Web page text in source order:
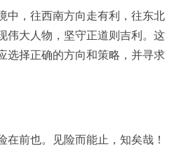
中，往西南方向走有利，往东北
伟大人物，坚守正道则吉利。这
选择正确的方向和策略，并寻求
在前也。见险而能止，知矣哉！